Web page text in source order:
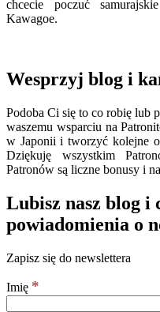
chcecie poczuć
Kawagoe.
Wesprzyj blog i
Podoba Ci się to co robię lub
waszemu wsparciu na
w Japonii i tworzyć kolejne
Dziękuję wszystkim
Patronów są liczne bonusy i
Lubisz nasz blog i
powiadomienia o
Zapisz się do newslettera
Imię *